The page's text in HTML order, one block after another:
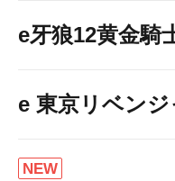
e牙狼12黄金騎
e 東京リベン
NEW